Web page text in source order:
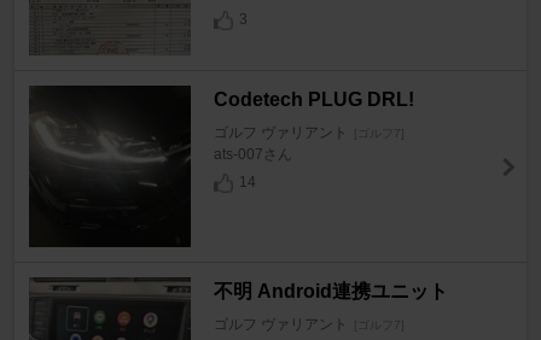
3
Codetech PLUG DRL!
ゴルフ ヴァリアント [ゴルフ7]
ats-007さん
14
不明 Android連携ユニット
ゴルフ ヴァリアント [ゴルフ7]